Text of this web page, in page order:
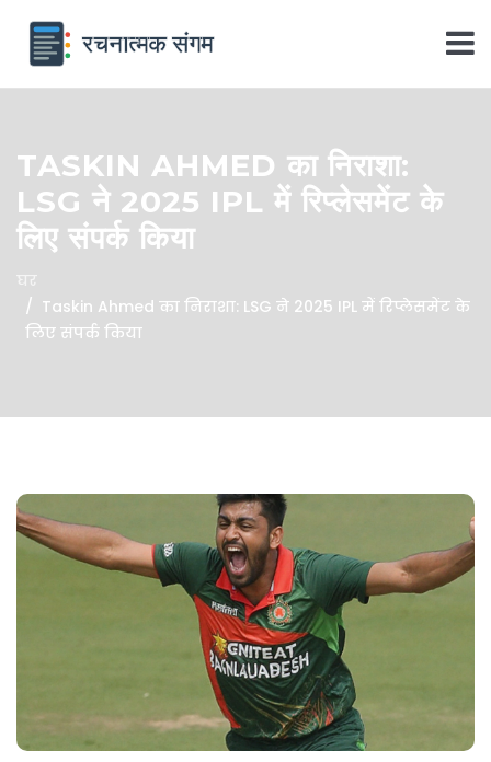
TASKIN AHMED का निराशा:
LSG ने 2025 IPL में रिप्लेसमेंट के
लिए संपर्क किया
घर
Taskin Ahmed का निराशा: LSG ने 2025 IPL में रिप्लेसमेंट के
लिए संपर्क किया